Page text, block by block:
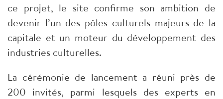
ce projet, le site confirme son ambition de
devenir l’un des pôles culturels majeurs de la
capitale et un moteur du développement des
industries culturelles.
La cérémonie de lancement a réuni près de
200 invités, parmi lesquels des experts en